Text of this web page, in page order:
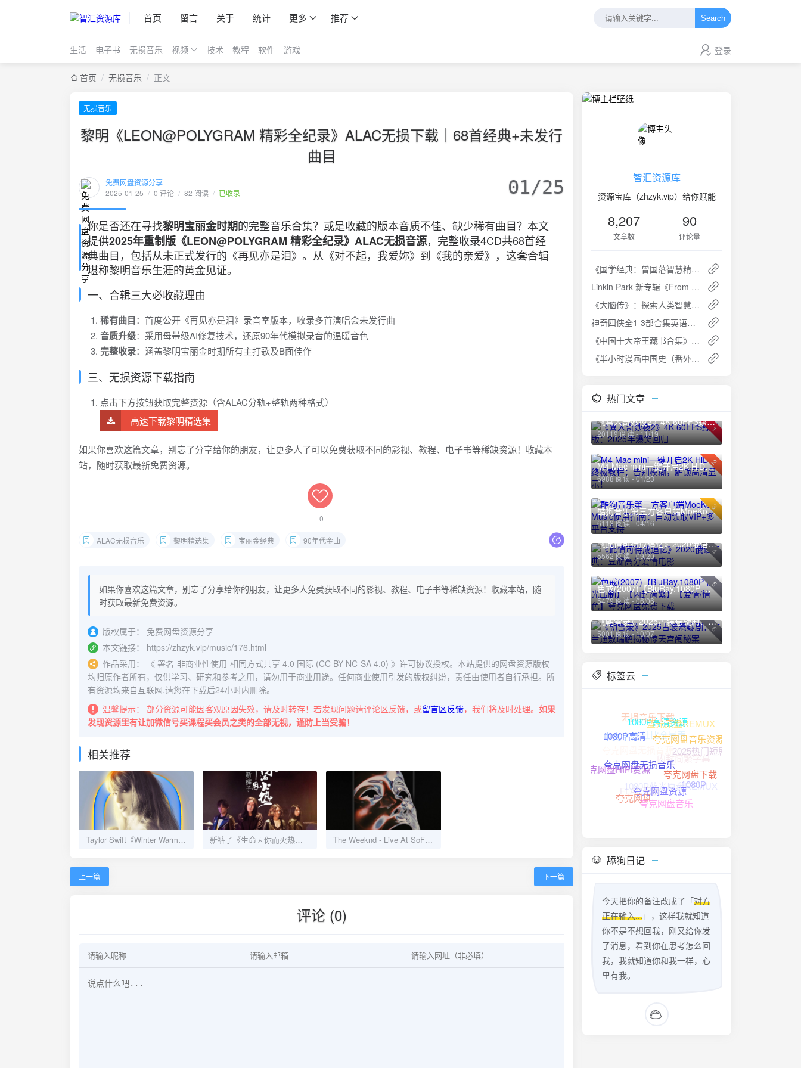
首页 留言 关于 统计 更多 推荐 Search
生活 电子书 无损音乐 视频 技术 教程 软件 游戏 登录
首页 / 无损音乐 / 正文
无损音乐
黎明《LEON@POLYGRAM 精彩全纪录》ALAC无损下载｜68首经典+未发行
曲目
免费网盘资源分享
2025-01-25 / 0 评论 / 82 阅读 / 已收录 01/25
你是否还在寻找黎明宝丽金时期的完整音乐合集？或是收藏的版本音质不佳、缺少稀有曲目？本文
提供2025年重制版《LEON@POLYGRAM 精彩全纪录》ALAC无损音源，完整收录4CD共68首经
典曲目，包括从未正式发行的《再见亦是泪》。从《对不起，我爱妳》到《我的亲爱》，这套合辑
堪称黎明音乐生涯的黄金见证。
一、合辑三大必收藏理由
稀有曲目：首度公开《再见亦是泪》录音室版本，收录多首演唱会未发行曲
音质升级：采用母带级AI修复技术，还原90年代模拟录音的温暖音色
完整收录：涵盖黎明宝丽金时期所有主打歌及B面佳作
三、无损资源下载指南
点击下方按钮获取完整资源（含ALAC分轨+整轨两种格式）
高速下载黎明精选集
如果你喜欢这篇文章，别忘了分享给你的朋友，让更多人了可以免费获取不同的影视、教程、电子书等稀缺资源！收藏本
站，随时获取最新免费资源。
0
ALAC无损音乐 黎明精选集 宝丽金经典 90年代金曲
如果你喜欢这篇文章，别忘了分享给你的朋友，让更多人免费获取不同的影视、教程、电子书等稀缺资源！收藏本站，随
时获取最新免费资源。
版权属于：
免费网盘资源分享
本文链接：
https://zhzyk.vip/music/176.html
作品采用：
《 署名-非商业性使用-相同方式共享 4.0 国际 (CC BY-NC-SA 4.0) 》许可协议授权。本站提供的网盘资源版权
均归原作者所有，仅供学习、研究和参考之用，请勿用于商业用途。任何商业使用引发的版权纠纷，责任由使用者自行承担。所
有资源均来自互联网,请您在下载后24小时内删除。
温馨提示：
部分资源可能因客观原因失效，请及时转存！若发现问题请评论区反馈，或留言区反馈，我们将及时处理。 如果
发现资源里有让加微信号买课程买会员之类的全部无视，谨防上当受骗！
相关推荐
Taylor Swift《Winter Warmers》ALAC无损歌单下载 新裤子《生命因你而火热》ALAC无损下载 The Weeknd - Live At SoFi Stadium 2023 - ALAC 杜比全景声现场专辑下载
上一篇 下一篇
评论 (0)
智汇资源库
资源宝库（zhzyk.vip）给你赋能
8,207
文章数
90
评论量
《国学经典：曾国藩智慧精髓大合集》- 修身治学，智慧传承
Linkin Park 新专辑《From Zero - A Cappellas》无伴奏合唱版 FLAC 下载
《大脑传》：探索人类智慧的奥秘【人文社科】PDF全格式 | 免费下载
神奇四侠全1-3部合集英语中字1080P蓝光下载
《中国十大帝王藏书合集》帝王级收藏 读后爱不释手 少走十年弯路[PDF]夸克网盘高速下载+免费资源
《半小时漫画中国史（番外篇）：中国传统节日》夸克网盘高速下载+免费资源
热门文章
1
《喜人奇妙夜2》4K 60FPS臻彩版：2025年爆笑回归
20119 阅读 - 11/19
2
M4 Mac mini一键开启2K HiDPI终极教程：告别模糊，解锁高清显示！
6988 阅读 - 01/23
3
酷狗音乐第三方客户端MoeKoe Music使用指南：自动领取VIP+多平台支持
6113 阅读 - 04/16
4
《此情可待成追忆》2020俄语经典：豆瓣高分爱情电影
5562 阅读 - 09/20
5
色戒(2007)【BluRay.1080P 蓝光压制】【内封简繁】【爱情/情色】夸克网盘免费下载
5479 阅读 - 06/06
6
《朝雪录》2025古装悬疑剧：李兰迪敖瑞鹏揭秘惊天宫闱秘案
5001 阅读 - 10/07
标签云
夸克网盘无损音乐
夸克网盘资源
夸克网盘下载
夸克网盘音乐资源
1080P高清资源
1080P高清
夸克网盘HIFI资源
夸克网盘夸克网盘音乐
1080P
2025热门短剧
蓝光原盘REMUX
无损音乐下载
中文字幕
4K HDR
FLAC无损
1080P蓝光原盘REMUX
内封简繁字幕
杜比全景声
夸克网盘无损音源
舔狗日记
今天把你的备注改成了「对方
正在输入... 」，这样我就知道
你不是不想回我，刚又给你发
了消息，看到你在思考怎么回
我，我就知道你和我一样，心
里有我。